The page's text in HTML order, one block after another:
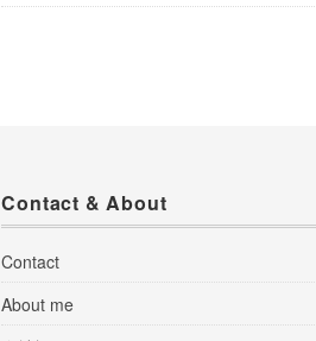
Contact & About
Contact
About me